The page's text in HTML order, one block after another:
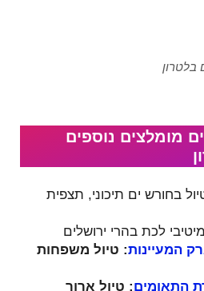
בלטרון
מומלצים נוספים
בחורש ים תיכוני, תצפית
לכת בהרי ירושלים
המעיינות: טיול משפחות
התאומים: טיול ארוך